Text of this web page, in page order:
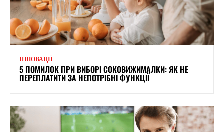
ІННОВАЦІЇ
5 ПОМИЛОК ПРИ ВИБОРІ СОКОВИЖИМАЛКИ: ЯК НЕ
ПЕРЕПЛАТИТИ ЗА НЕПОТРІБНІ ФУНКЦІЇ